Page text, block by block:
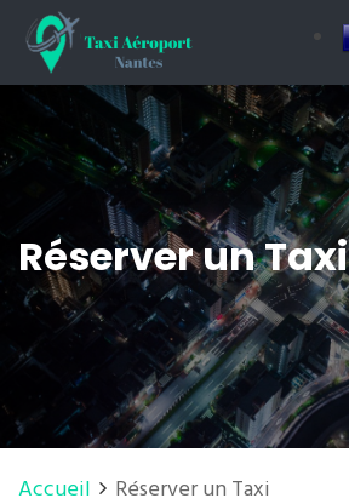
Réserver un Taxi
Accueil Réserver un Taxi